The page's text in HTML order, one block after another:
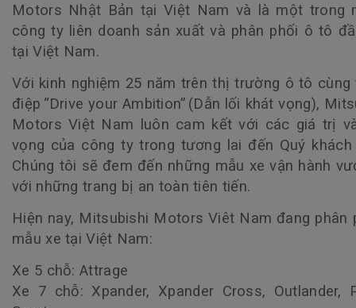
Motors Nhật Bản tại Việt Nam và là một trong
công ty liên doanh sản xuất và phân phối ô tô
tại Việt Nam.
Với kinh nghiệm 25 năm trên thị trường ô tô cùng
điệp “Drive your Ambition” (Dẫn lối khát vọng),
Motors Việt Nam luôn cam kết với các giá trị
vọng của công ty trong tương lai đến Quý khách
Chúng tôi sẽ đem đến những mẫu xe vận hành
với những trang bị an toàn tiên tiến.
Hiện nay, Mitsubishi Motors Viêt Nam đang phân
mẫu xe tại Việt Nam:
Xe 5 chỗ: Attrage
Xe 7 chỗ: Xpander, Xpander Cross, Outlander,